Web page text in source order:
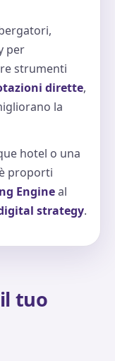
per
strumenti
dirette,
la
hotel o una
proporti
Engineal
strategy.
tuo